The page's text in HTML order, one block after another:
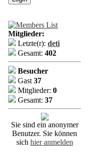
Mitglieder:
Letzte(r): deti
Gesamt: 402
Besucher
Gast 37
Mitglieder: 0
Gesamt: 37
Sie sind ein anonymer
Benutzer. Sie können
sich hier anmelden